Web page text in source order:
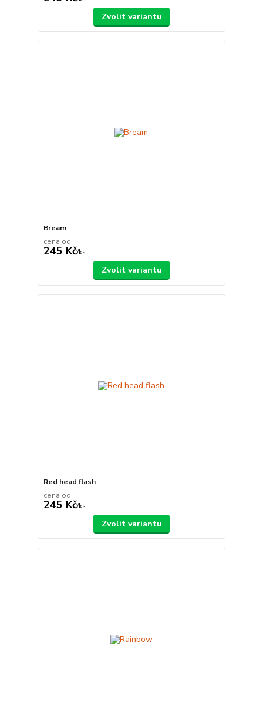
Zvolit variantu
Bream
cena od
245 Kč/ks
Zvolit variantu
Red head flash
cena od
245 Kč/ks
Zvolit variantu